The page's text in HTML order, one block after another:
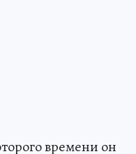
времени он